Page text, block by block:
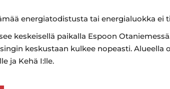
energiatodistusta tai energialuokka ei
keskeisellä paikalla Espoon
keskustaan kulkee nopeasti.
ja Kehä I:lle.